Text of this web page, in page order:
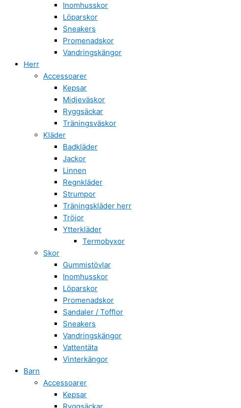
Inomhusskor
Löparskor
Sneakers
Promenadskor
Vandringskängor
Herr
Accessoarer
Kepsar
Midjeväskor
Ryggsäckar
Träningsväskor
Kläder
Badkläder
Jackor
Linnen
Regnkläder
Strumpor
Träningskläder herr
Tröjor
Ytterkläder
Termobyxor
Skor
Gummistövlar
Inomhusskor
Löparskor
Promenadskor
Sandaler / Tofflor
Sneakers
Vandringskängor
Vattentäta
Vinterkängor
Barn
Accessoarer
Kepsar